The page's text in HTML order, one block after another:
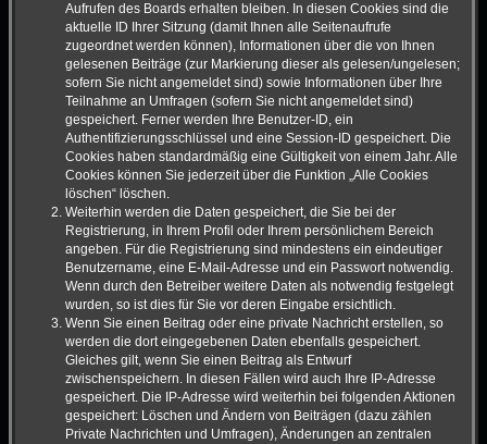
Aufrufen des Boards erhalten bleiben. In diesen Cookies sind die
aktuelle ID Ihrer Sitzung (damit Ihnen alle Seitenaufrufe
zugeordnet werden können), Informationen über die von Ihnen
gelesenen Beiträge (zur Markierung dieser als gelesen/ungelesen;
sofern Sie nicht angemeldet sind) sowie Informationen über Ihre
Teilnahme an Umfragen (sofern Sie nicht angemeldet sind)
gespeichert. Ferner werden Ihre Benutzer-ID, ein
Authentifizierungsschlüssel und eine Session-ID gespeichert. Die
Cookies haben standardmäßig eine Gültigkeit von einem Jahr. Alle
Cookies können Sie jederzeit über die Funktion „Alle Cookies
löschen“ löschen.
Weiterhin werden die Daten gespeichert, die Sie bei der
Registrierung, in Ihrem Profil oder Ihrem persönlichem Bereich
angeben. Für die Registrierung sind mindestens ein eindeutiger
Benutzername, eine E-Mail-Adresse und ein Passwort notwendig.
Wenn durch den Betreiber weitere Daten als notwendig festgelegt
wurden, so ist dies für Sie vor deren Eingabe ersichtlich.
Wenn Sie einen Beitrag oder eine private Nachricht erstellen, so
werden die dort eingegebenen Daten ebenfalls gespeichert.
Gleiches gilt, wenn Sie einen Beitrag als Entwurf
zwischenspeichern. In diesen Fällen wird auch Ihre IP-Adresse
gespeichert. Die IP-Adresse wird weiterhin bei folgenden Aktionen
gespeichert: Löschen und Ändern von Beiträgen (dazu zählen
Private Nachrichten und Umfragen), Änderungen an zentralen